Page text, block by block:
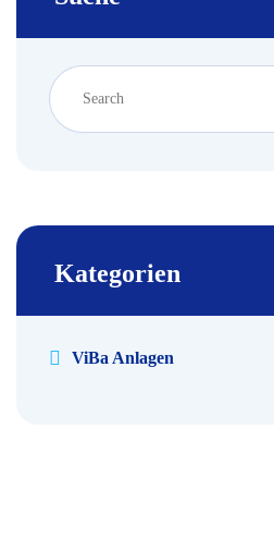
Kategorien
ViBa Anlagen